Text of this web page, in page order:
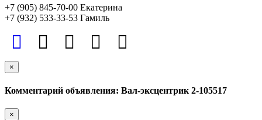
+7 (905) 845-70-00 Екатерина
+7 (932) 533-33-53 Гамиль
×
Комментарий объявления: Вал-эксцентрик 2-105517
×